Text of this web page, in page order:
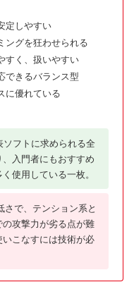
定しやすい
ングを狂わせられる
すく、扱いやすい
できるバランス型
に優れている
ソフトに求められる全
入門者にもおすすめ
使用している一枚。
で、テンション系と
攻撃力が劣る点が難
こなすには技術が必